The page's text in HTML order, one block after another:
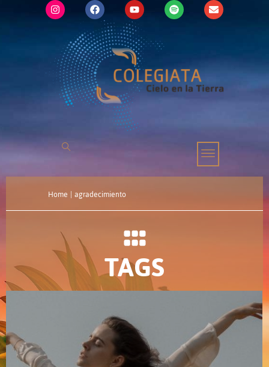
Home | agradecimiento
TAGS